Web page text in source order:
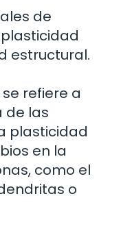
de
estructural.
refiere a
de las
plasticidad
en la
como el
o